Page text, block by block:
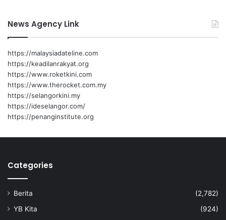
n
s
a
a
p
News Agency Link
https://malaysiadateline.com
https://keadilanrakyat.org
https://www.roketkini.com
https://www.therocket.com.my
https://selangorkini.my
https://ideselangor.com/
https://penanginstitute.org
Categories
Berita
(2,782)
YB Kita
(924)